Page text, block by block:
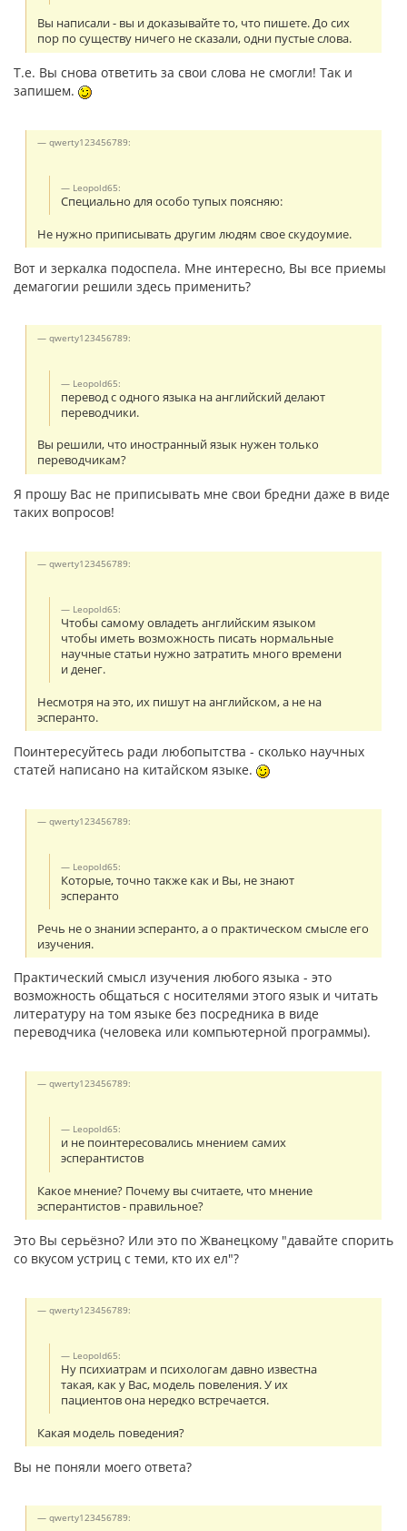
Вы написали - вы и доказывайте то, что пишете. До сих
пор по существу ничего не сказали, одни пустые слова.
Т.е. Вы снова ответить за свои слова не смогли! Так и
запишем.
qwerty123456789:
Leopold65:
Специально для особо тупых поясняю:
Не нужно приписывать другим людям свое скудоумие.
Вот и зеркалка подоспела. Мне интересно, Вы все приемы
демагогии решили здесь применить?
qwerty123456789:
Leopold65:
перевод с одного языка на английский делают
переводчики.
Вы решили, что иностранный язык нужен только
переводчикам?
Я прошу Вас не приписывать мне свои бредни даже в виде
таких вопросов!
qwerty123456789:
Leopold65:
Чтобы самому овладеть английским языком
чтобы иметь возможность писать нормальные
научные статьи нужно затратить много времени
и денег.
Несмотря на это, их пишут на английском, а не на
эсперанто.
Поинтересуйтесь ради любопытства - сколько научных
статей написано на китайском языке.
qwerty123456789:
Leopold65:
Которые, точно также как и Вы, не знают
эсперанто
Речь не о знании эсперанто, а о практическом смысле его
изучения.
Практический смысл изучения любого языка - это
возможность общаться с носителями этого язык и читать
литературу на том языке без посредника в виде
переводчика (человека или компьютерной программы).
qwerty123456789:
Leopold65:
и не поинтересовались мнением самих
эсперантистов
Какое мнение? Почему вы считаете, что мнение
эсперантистов - правильное?
Это Вы серьёзно? Или это по Жванецкому "давайте спорить
со вкусом устриц с теми, кто их ел"?
qwerty123456789:
Leopold65:
Ну психиатрам и психологам давно известна
такая, как у Вас, модель повеления. У их
пациентов она нередко встречается.
Какая модель поведения?
Вы не поняли моего ответа?
qwerty123456789: